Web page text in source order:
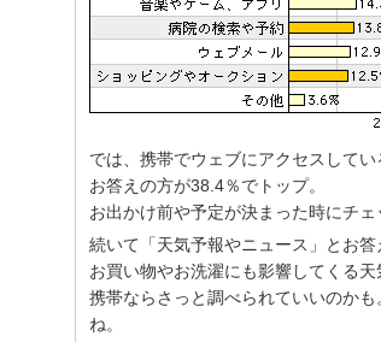
では、携帯でウェブにアクセスして
お答えの方が38.4％でトップ。
お出かけ前や予定が決まった時にチェ
続いて「天気予報やニュース」とお答
お買い物やお洗濯にも影響してくる天
携帯ならさっと調べられていいのか
ね。